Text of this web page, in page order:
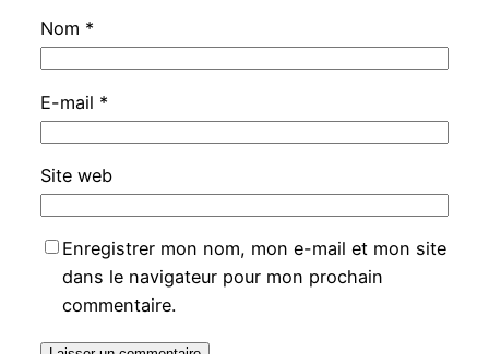
Nom *
E-mail *
Site web
Enregistrer mon nom, mon e-mail et mon site
dans le navigateur pour mon prochain
commentaire.